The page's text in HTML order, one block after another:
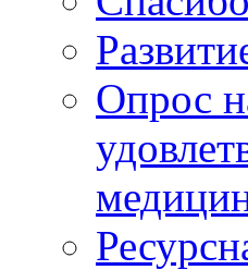
Опрос